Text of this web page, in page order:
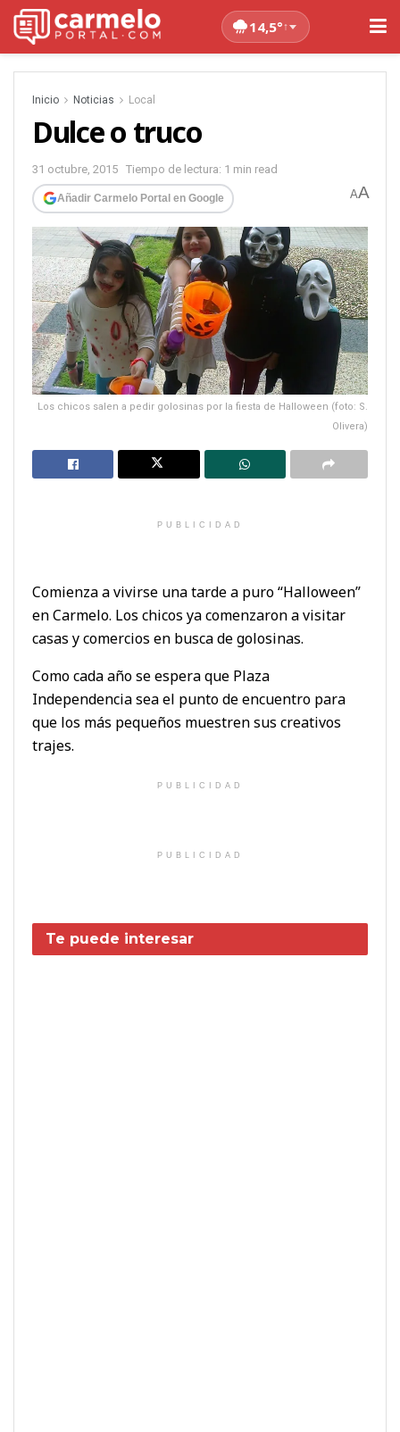
14,5°↑
Inicio Noticias Local
Dulce o truco
31 octubre, 2015 Tiempo de lectura: 1 min read
Añadir Carmelo Portal en Google AA
Los chicos salen a pedir golosinas por la fiesta de Halloween (foto: S.
Olivera)
PUBLICIDAD
Comienza a vivirse una tarde a puro “Halloween”
en Carmelo. Los chicos ya comenzaron a visitar
casas y comercios en busca de golosinas.
Como cada año se espera que Plaza
Independencia sea el punto de encuentro para
que los más pequeños muestren sus creativos
trajes.
PUBLICIDAD
PUBLICIDAD
Te puede interesar